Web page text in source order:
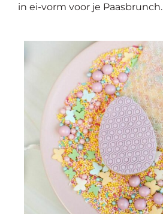
in ei-vorm voor je Paasbrunch.